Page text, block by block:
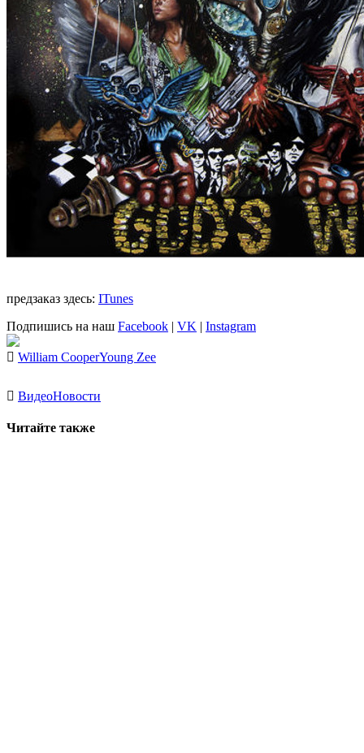
предзаказ здесь: ITunes
Подпишись на наш Facebook | VK | Instagram
William CooperYoung Zee
ВидеоНовости
Читайте также